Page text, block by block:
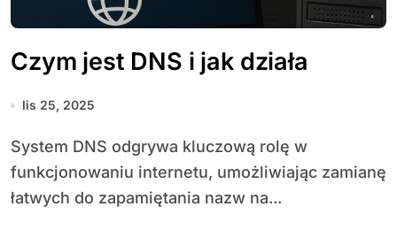
Czym jest DNS i jak działa
lis 25, 2025
System DNS odgrywa kluczową rolę w
funkcjonowaniu internetu, umożliwiając zamianę
łatwych do zapamiętania nazw na...